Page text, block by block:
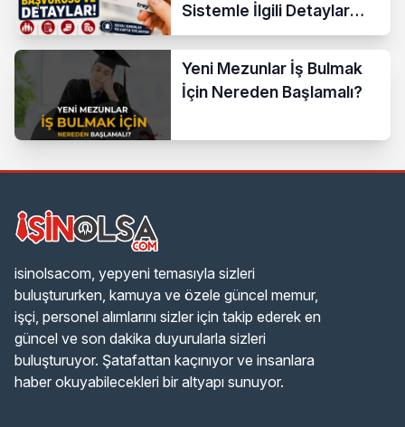
Sistemle İlgili Detaylar
Araştırılıyor
Yeni Mezunlar İş Bulmak
İçin Nereden Başlamalı?
isinolsacom, yepyeni temasıyla sizleri
buluştururken, kamuya ve özele güncel memur,
işçi, personel alımlarını sizler için takip ederek en
güncel ve son dakika duyurularla sizleri
buluşturuyor. Şatafattan kaçınıyor ve insanlara
haber okuyabilecekleri bir altyapı sunuyor.